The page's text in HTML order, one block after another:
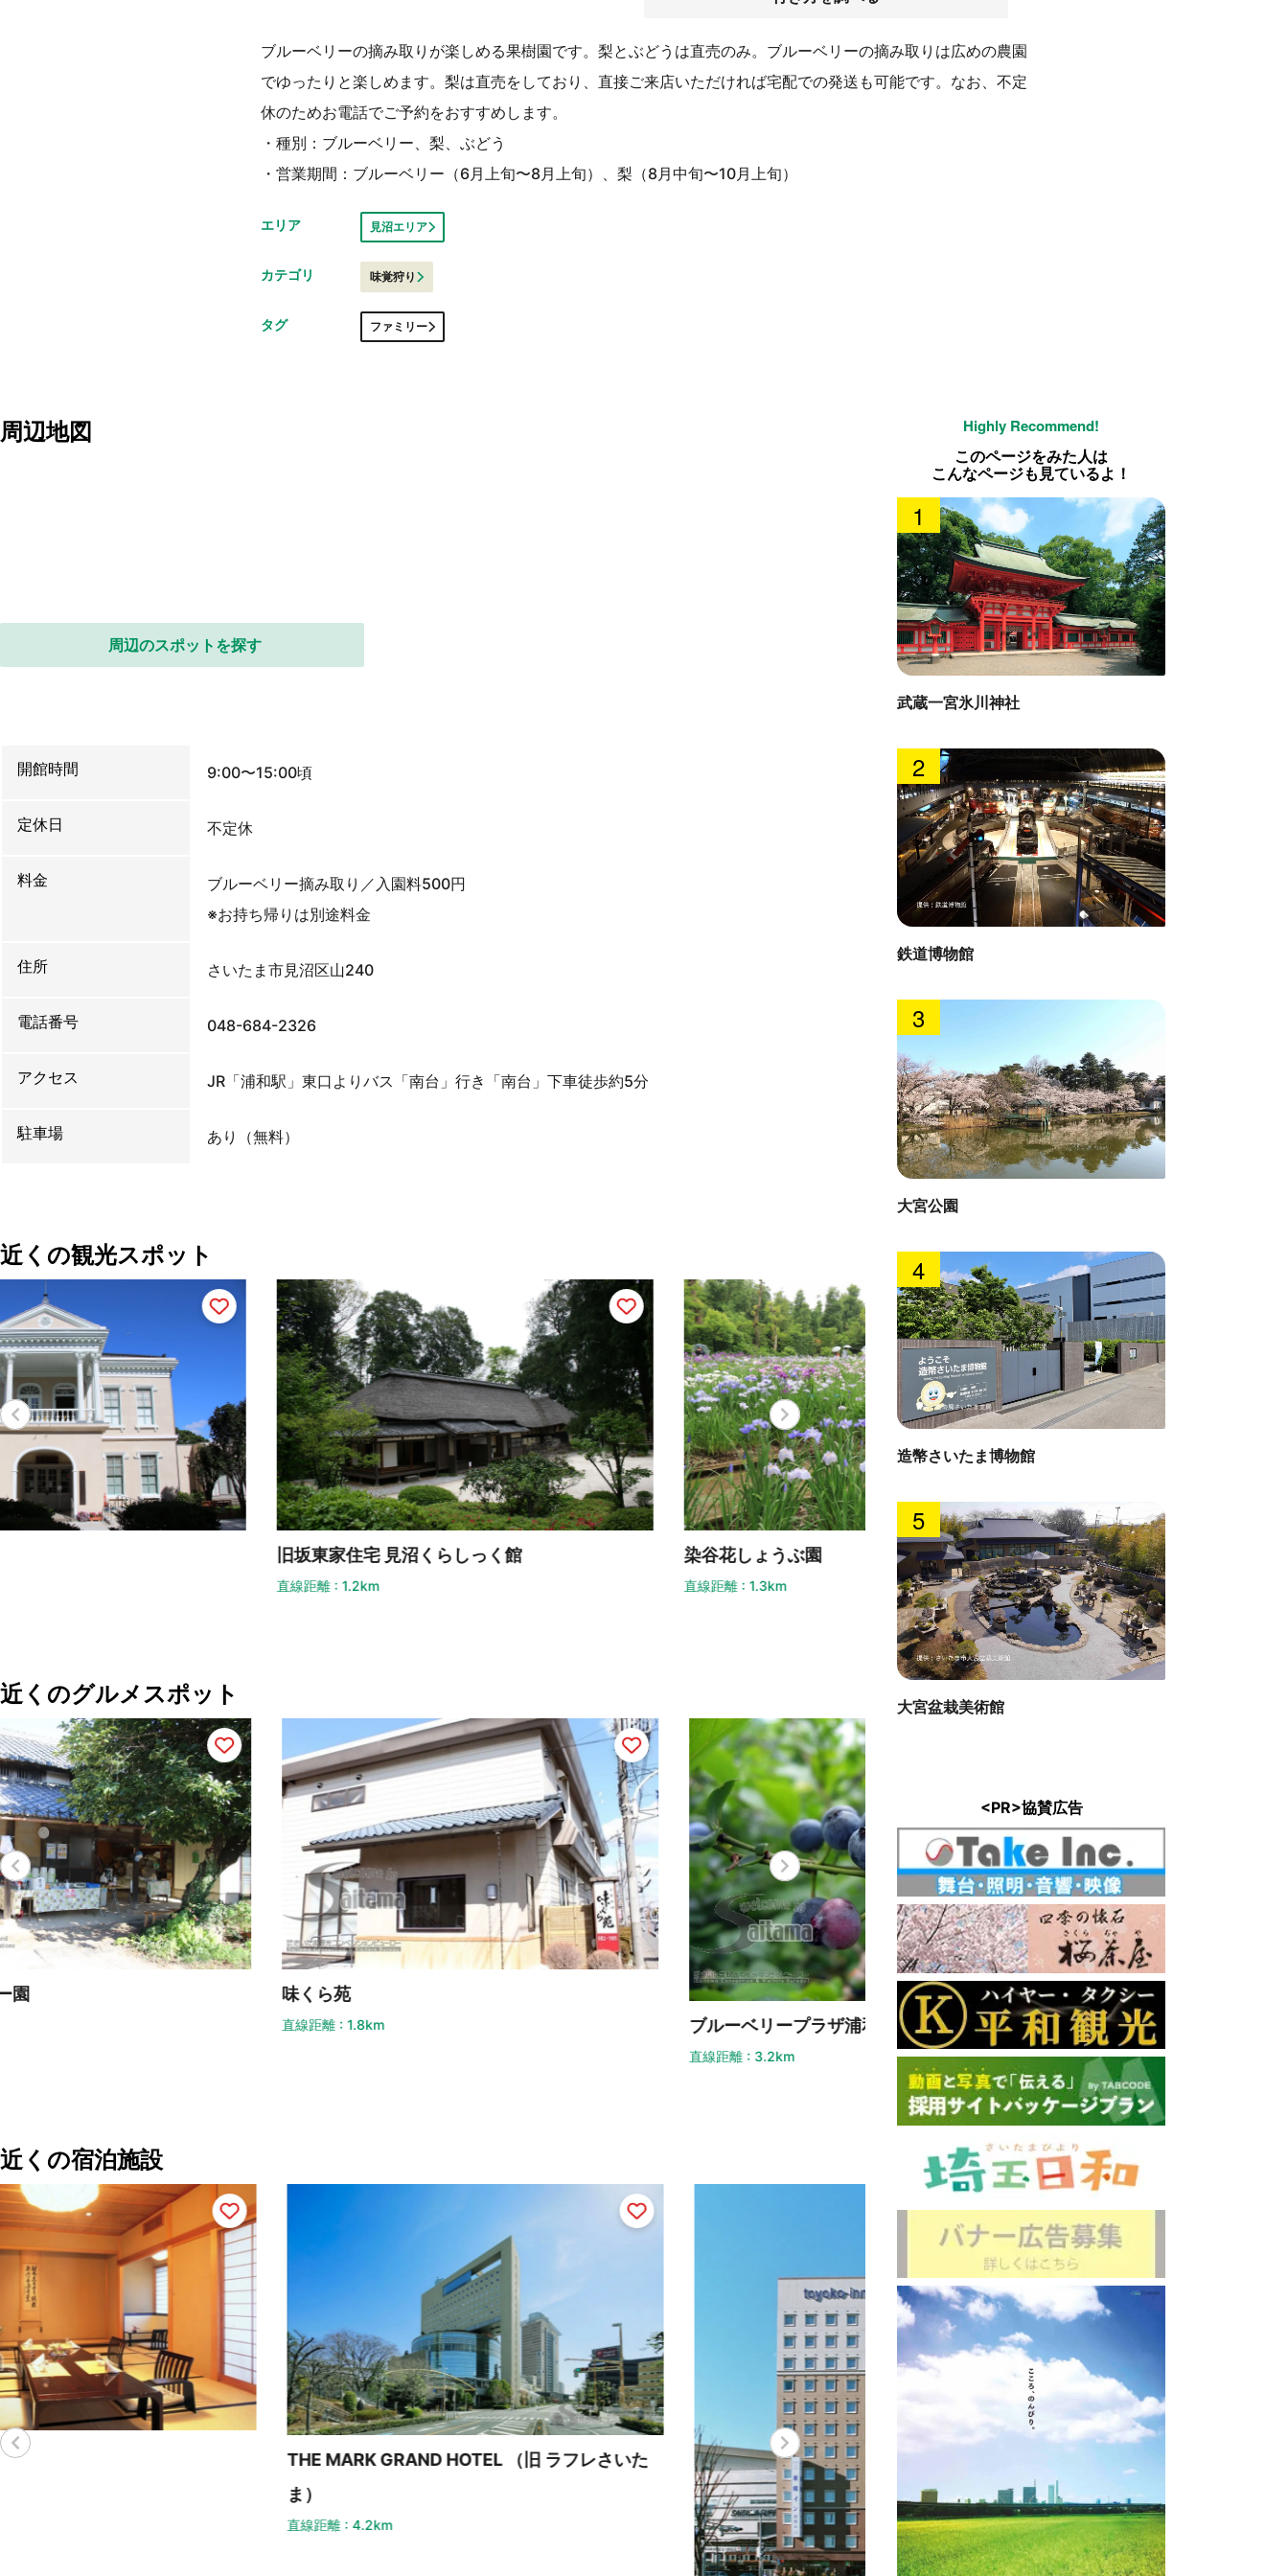
ブルーベリーの摘み取りが楽しめる果樹園です。梨とぶどうは直売のみ。ブルーベリーの摘み取りは広めの農園
でゆったりと楽しめます。梨は直売をしており、直接ご来店いただければ宅配での発送も可能です。なお、不定
休のためお電話でご予約をおすすめします。
・種別：ブルーベリー、梨、ぶどう
・営業期間：ブルーベリー（6月上旬〜8月上旬）、梨（8月中旬〜10月上旬）
エリア 見沼エリア
カテゴリ 味覚狩り
タグ ファミリー
周辺地図
周辺のスポットを探す
開館時間 9:00〜15:00頃
定休日 不定休
料金
ブルーベリー摘み取り／入園料500円
※お持ち帰りは別途料金
住所 さいたま市見沼区山240
電話番号 048-684-2326
アクセス JR「浦和駅」東口よりバス「南台」行き「南台」下車徒歩約5分
駐車場 あり（無料）
近くの観光スポット
染谷花しょうぶ園 彩の国ブランドフォーラム 旅彩ぷらざ
直線距離 : 1.3km
近くのグルメスポット
味くら苑 焼肉セナラ
直線距離 : 3.4km
近くの宿泊施設
THE MARK GRAND HOTEL （旧 ラフレさいた
このページをみた人は
こんなページも見ているよ！
武蔵一宮氷川神社
1
鉄道博物館
2
大宮公園
3
造幣さいたま博物館
4
大宮盆栽美術館
5
<PR>協賛広告